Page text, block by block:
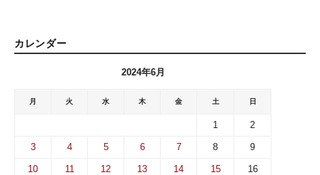
カレンダー
2024年6月
月 火 水 木 金 土 日
1 2
3 4 5 6 7 8 9
10 11 12 13 14 15 16